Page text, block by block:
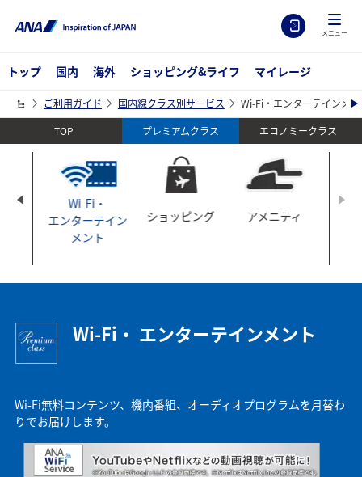
メニュー
トップ 国内 海外 ショッピング&ライフ マイレージ
ご利用ガイド 国内線クラス別サービス Wi-Fi・エンターテインメ
TOP プレミアムクラス エコノミークラス
Wi-Fi・
エンターテイン
メント
ショッピング アメニティ
Wi-Fi・ エンターテインメント
Wi-Fi無料コンテンツ、機内番組、オーディオプログラムを月替わ
りでお届けします。